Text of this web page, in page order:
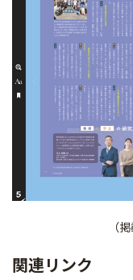
（
関連リンク